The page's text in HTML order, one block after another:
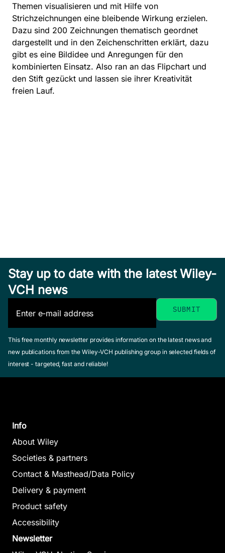
Themen visualisieren und mit Hilfe von
Strichzeichnungen eine bleibende Wirkung erzielen.
Dazu sind 200 Zeichnungen thematisch geordnet
dargestellt und in den Zeichenschritten erklärt, dazu
gibt es eine Bildidee und Anregungen für den
kombinierten Einsatz. Also ran an das Flipchart und
den Stift gezückt und lassen sie ihrer Kreativität
freien Lauf.
Stay up to date with the latest Wiley-
VCH news
This free monthly newsletter provides information on the latest news and
new publications from the Wiley-VCH publishing group in selected fields of
interest - targeted, fast and reliable!
Info
About Wiley
Societies & partners
Contact & Masthead/Data Policy
Delivery & payment
Product safety
Accessibility
Newsletter